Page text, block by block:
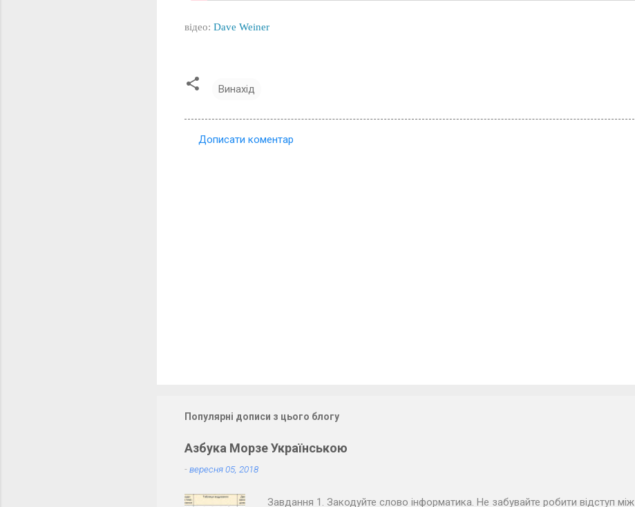
відео: Dave Weiner
Винахід
Дописати коментар
Популярні дописи з цього блогу
Азбука Морзе Українською
-вересня 05, 2018
Завдання 1. Закодуйте слово інформатика. Не забувайте робити відступ між